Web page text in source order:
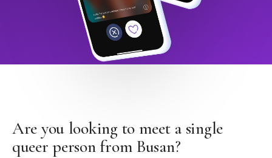
Are you looking to meet a single
queer person from Busan?